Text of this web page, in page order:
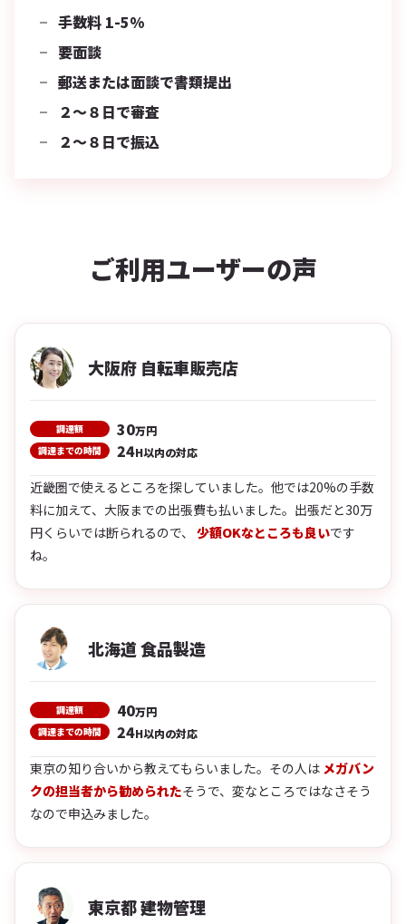
手数料 1-5%
要面談
郵送または面談で書類提出
２〜８日で審査
２〜８日で振込
ご利用ユーザーの声
大阪府 自転車販売店
調達額 30万円
調達までの時間 24H以内の対応
近畿圏で使えるところを探していました。他では20%の手数
料に加えて、大阪までの出張費も払いました。出張だと30万
円くらいでは断られるので、 少額OKなところも良いです
ね。
北海道 食品製造
調達額 40万円
調達までの時間 24H以内の対応
東京の知り合いから教えてもらいました。その人は メガバン
クの担当者から勧められたそうで、変なところではなさそう
なので申込みました。
東京都 建物管理